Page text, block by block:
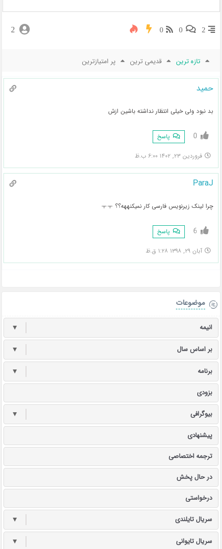
2
0
0
2
تازه ترین قدیمی ترین پر امتیازترین
حمید
بد نبود ولی خیلی انتظار نداشته باشین ازش
0 پاسخ
فروردین ۲۳, ۱۴۰۲ ۶:۰۰ ب.ظ
ParaJ
چرا لینک زیرنویس فارسی کار نمیکنههه؟؟ ㅜㅜ
6 پاسخ
آبان ۲۹, ۱۳۹۸ ۱:۲۸ ق.ظ
موضوعات
انیمه ▼
بر اساس سال ▼
برنامه ▼
بزودی
بیوگرافی ▼
پیشنهادی
ترجمه اختصاصی
در حال پخش
درخواستی
سریال تایلندی ▼
سریال تایوانی ▼